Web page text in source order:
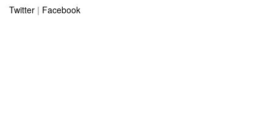
Twitter | Facebook